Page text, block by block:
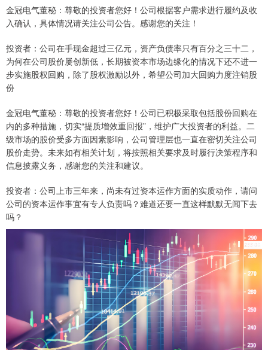
金冠电气董秘：尊敬的投资者您好！公司根据客户需求进行履约及收
入确认，具体情况请关注公司公告。感谢您的关注！
投资者：公司在手现金超过三亿元，资产负债率只有百分之三十二，
为何在公司股价屡创新低，长期被资本市场边缘化的情况下还不进一
步实施股权回购，除了股权激励以外，希望公司加大回购力度注销股
份
金冠电气董秘：尊敬的投资者您好！公司已积极采取包括股份回购在
内的多种措施，切实“提质增效重回报”，维护广大投资者的利益。二
级市场的股价受多方面因素影响，公司管理层也一直在密切关注公司
股价走势。未来如有相关计划，将按照相关要求及时履行决策程序和
信息披露义务，感谢您的关注和建议。
投资者：公司上市三年来，尚未有过资本运作方面的实质动作，请问
公司的资本运作事宜有专人负责吗？难道还要一直这样默默无闻下去
吗？